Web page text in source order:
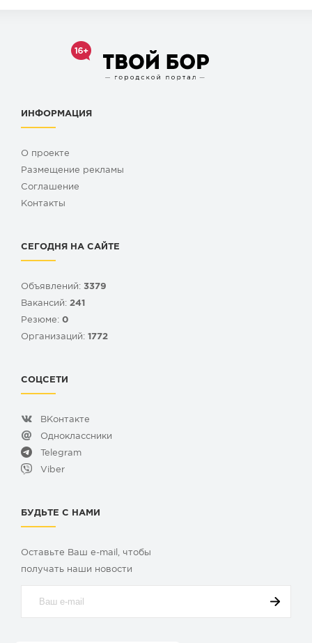
ИНФОРМАЦИЯ
О проекте
Размещение рекламы
Cоглашение
Контакты
СЕГОДНЯ НА САЙТЕ
Объявлений: 3379
Вакансий: 241
Резюме: 0
Организаций: 1772
СОЦСЕТИ
ВКонтакте
Одноклассники
Telegram
Viber
БУДЬТЕ С НАМИ
Оставьте Ваш e-mail, чтобы
получать наши новости